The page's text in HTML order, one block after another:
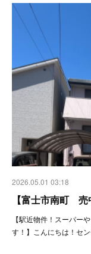
2026.05.01 03:18
【富士市南町 売
【駅近物件！スーパー
す！】こんにちは！セ